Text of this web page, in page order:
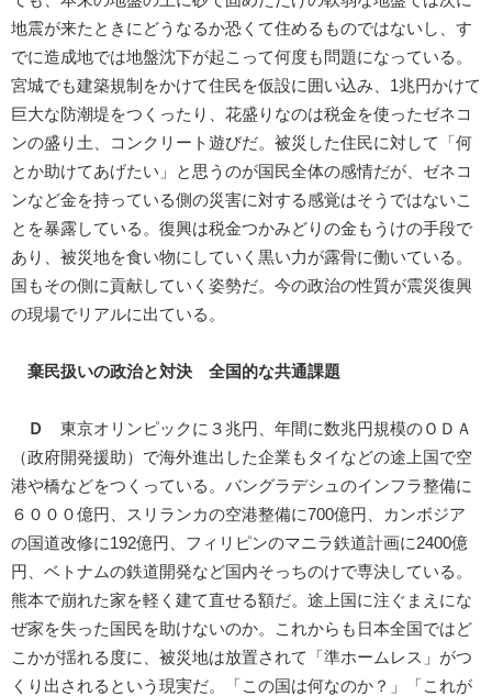
地震が来たときにどうなるか恐くて住めるものではないし、す
でに造成地では地盤沈下が起こって何度も問題になっている。
宮城でも建築規制をかけて住民を仮設に囲い込み、1兆円かけて
巨大な防潮堤をつくったり、花盛りなのは税金を使ったゼネコ
ンの盛り土、コンクリート遊びだ。被災した住民に対して「何
とか助けてあげたい」と思うのが国民全体の感情だが、ゼネコ
ンなど金を持っている側の災害に対する感覚はそうではないこ
とを暴露している。復興は税金つかみどりの金もうけの手段で
あり、被災地を食い物にしていく黒い力が露骨に働いている。
国もその側に貢献していく姿勢だ。今の政治の性質が震災復興
の現場でリアルに出ている。
棄民扱いの政治と対決 全国的な共通課題
Ｄ
東京オリンピックに３兆円、年間に数兆円規模のＯＤＡ
（政府開発援助）で海外進出した企業もタイなどの途上国で空
港や橋などをつくっている。バングラデシュのインフラ整備に
６０００億円、スリランカの空港整備に700億円、カンボジア
の国道改修に192億円、フィリピンのマニラ鉄道計画に2400億
円、ベトナムの鉄道開発など国内そっちのけで専決している。
熊本で崩れた家を軽く建て直せる額だ。途上国に注ぐまえにな
ぜ家を失った国民を助けないのか。これからも日本全国ではど
こかが揺れる度に、被災地は放置されて「準ホームレス」がつ
くり出されるという現実だ。「この国は何なのか？」「これが